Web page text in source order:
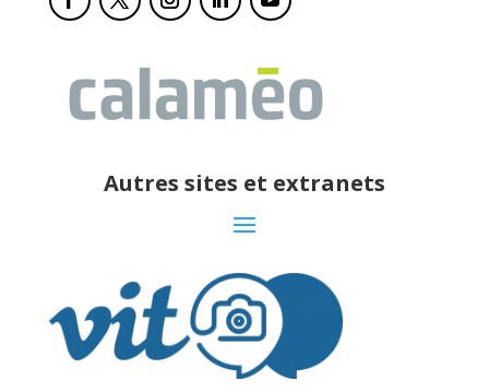
Autres sites et extranets